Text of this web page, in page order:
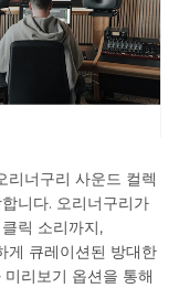
너구리 사운드 컬렉
니다. 오리너구리가
릭 소리까지,
큐레이션된 방대한
리보기 옵션을 통해